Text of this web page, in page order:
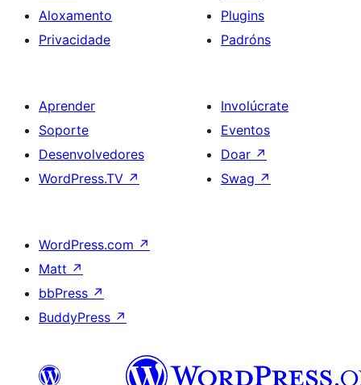
Aloxamento
Privacidade
Plugins
Padróns
Aprender
Soporte
Desenvolvedores
WordPress.TV ↗
Involúcrate
Eventos
Doar ↗
Swag ↗
WordPress.com ↗
Matt ↗
bbPress ↗
BuddyPress ↗